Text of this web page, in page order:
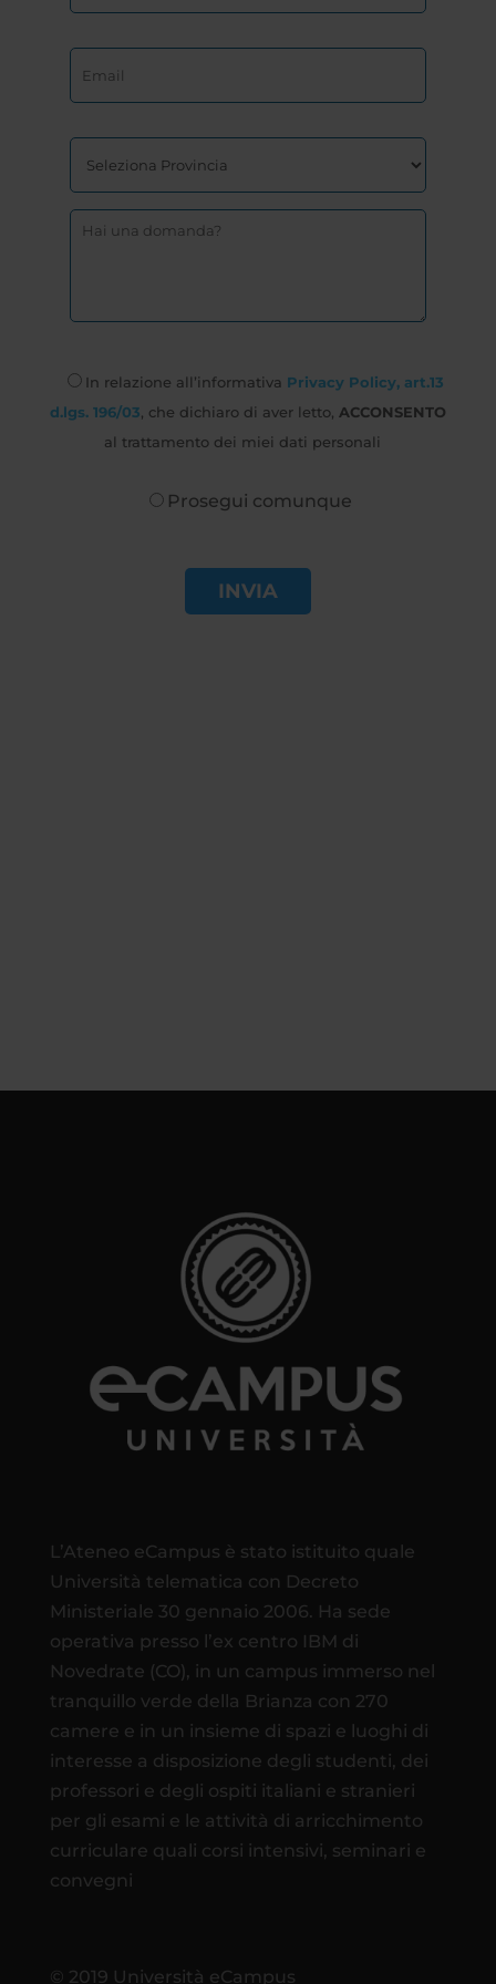
In relazione all’informativa Privacy Policy, art.13
d.lgs. 196/03 , che dichiaro di aver letto, ACCONSENTO
al trattamento dei miei dati personali
Prosegui comunque
L’Ateneo eCampus è stato istituito quale
Università telematica con Decreto
Ministeriale 30 gennaio 2006. Ha sede
operativa presso l’ex centro IBM di
Novedrate (CO), in un campus immerso nel
tranquillo verde della Brianza con 270
camere e in un insieme di spazi e luoghi di
interesse a disposizione degli studenti, dei
professori e degli ospiti italiani e stranieri
per gli esami e le attività di arricchimento
curriculare quali corsi intensivi, seminari e
convegni
© 2019 Università eCampus